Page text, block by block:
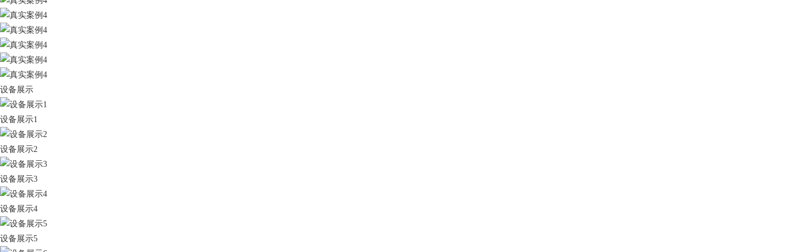
设备展示
设备展示1
设备展示2
设备展示3
设备展示4
设备展示5